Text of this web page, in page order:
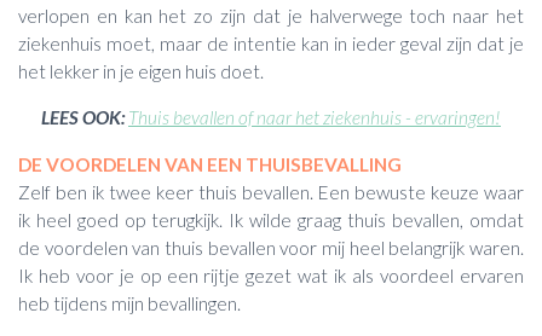
verlopen en kan het zo zijn dat je halverwege toch naar het
ziekenhuis moet, maar de intentie kan in ieder geval zijn dat je
het lekker in je eigen huis doet.
LEES OOK: Thuis bevallen of naar het ziekenhuis - ervaringen!
DE VOORDELEN VAN EEN THUISBEVALLING
Zelf ben ik twee keer thuis bevallen. Een bewuste keuze waar
ik heel goed op terugkijk. Ik wilde graag thuis bevallen, omdat
de voordelen van thuis bevallen voor mij heel belangrijk waren.
Ik heb voor je op een rijtje gezet wat ik als voordeel ervaren
heb tijdens mijn bevallingen.